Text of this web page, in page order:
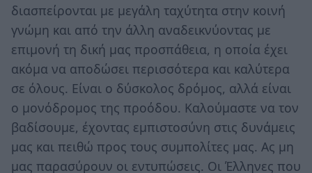
διασπείρονται με μεγάλη ταχύτητα στην κοινή
γνώμη και από την άλλη αναδεικνύοντας με
επιμονή τη δική μας προσπάθεια, η οποία έχει
ακόμα να αποδώσει περισσότερα και καλύτερα
σε όλους. Είναι ο δύσκολος δρόμος, αλλά είναι
ο μονόδρομος της προόδου. Καλούμαστε να τον
βαδίσουμε, έχοντας εμπιστοσύνη στις δυνάμεις
μας και πειθώ προς τους συμπολίτες μας. Ας μη
μας παρασύρουν οι εντυπώσεις. Οι Έλληνες που